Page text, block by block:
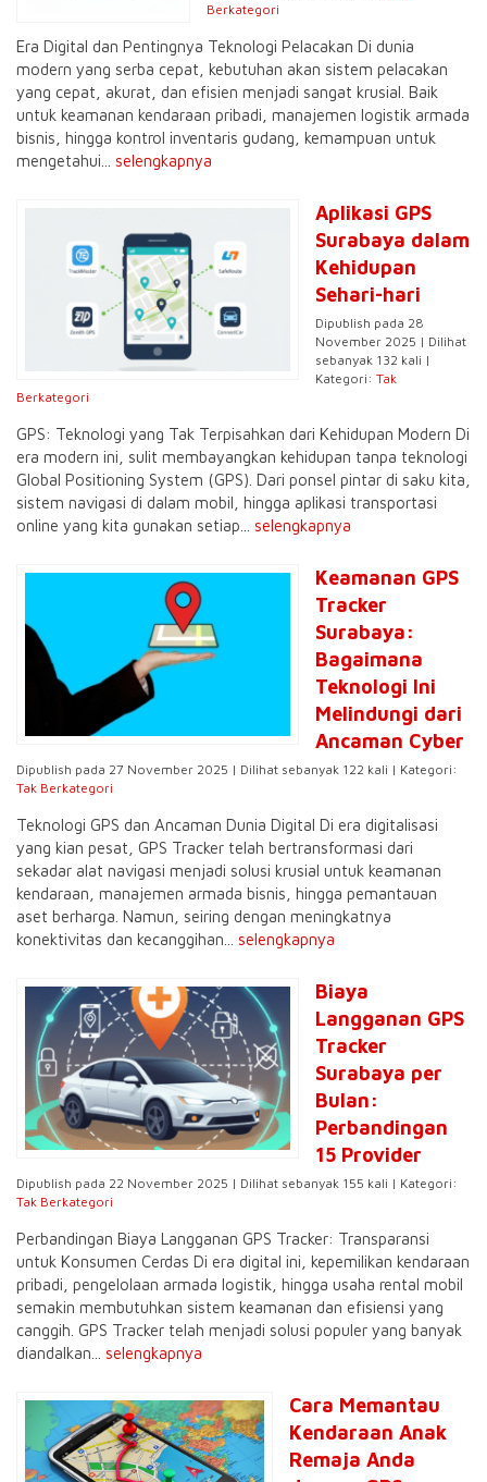
Berkategori
Era Digital dan Pentingnya Teknologi Pelacakan Di dunia
modern yang serba cepat, kebutuhan akan sistem pelacakan
yang cepat, akurat, dan efisien menjadi sangat krusial. Baik
untuk keamanan kendaraan pribadi, manajemen logistik armada
bisnis, hingga kontrol inventaris gudang, kemampuan untuk
mengetahui... selengkapnya
Aplikasi GPS
Surabaya dalam
Kehidupan
Sehari-hari
Dipublish pada 28
November 2025 | Dilihat
sebanyak 132 kali |
Kategori: Tak
Berkategori
GPS: Teknologi yang Tak Terpisahkan dari Kehidupan Modern Di
era modern ini, sulit membayangkan kehidupan tanpa teknologi
Global Positioning System (GPS). Dari ponsel pintar di saku kita,
sistem navigasi di dalam mobil, hingga aplikasi transportasi
online yang kita gunakan setiap... selengkapnya
Keamanan GPS
Tracker
Surabaya:
Bagaimana
Teknologi Ini
Melindungi dari
Ancaman Cyber
Dipublish pada 27 November 2025 | Dilihat sebanyak 122 kali | Kategori:
Tak Berkategori
Teknologi GPS dan Ancaman Dunia Digital Di era digitalisasi
yang kian pesat, GPS Tracker telah bertransformasi dari
sekadar alat navigasi menjadi solusi krusial untuk keamanan
kendaraan, manajemen armada bisnis, hingga pemantauan
aset berharga. Namun, seiring dengan meningkatnya
konektivitas dan kecanggihan... selengkapnya
Biaya
Langganan GPS
Tracker
Surabaya per
Bulan:
Perbandingan
15 Provider
Dipublish pada 22 November 2025 | Dilihat sebanyak 155 kali | Kategori:
Tak Berkategori
Perbandingan Biaya Langganan GPS Tracker: Transparansi
untuk Konsumen Cerdas Di era digital ini, kepemilikan kendaraan
pribadi, pengelolaan armada logistik, hingga usaha rental mobil
semakin membutuhkan sistem keamanan dan efisiensi yang
canggih. GPS Tracker telah menjadi solusi populer yang banyak
diandalkan... selengkapnya
Cara Memantau
Kendaraan Anak
Remaja Anda